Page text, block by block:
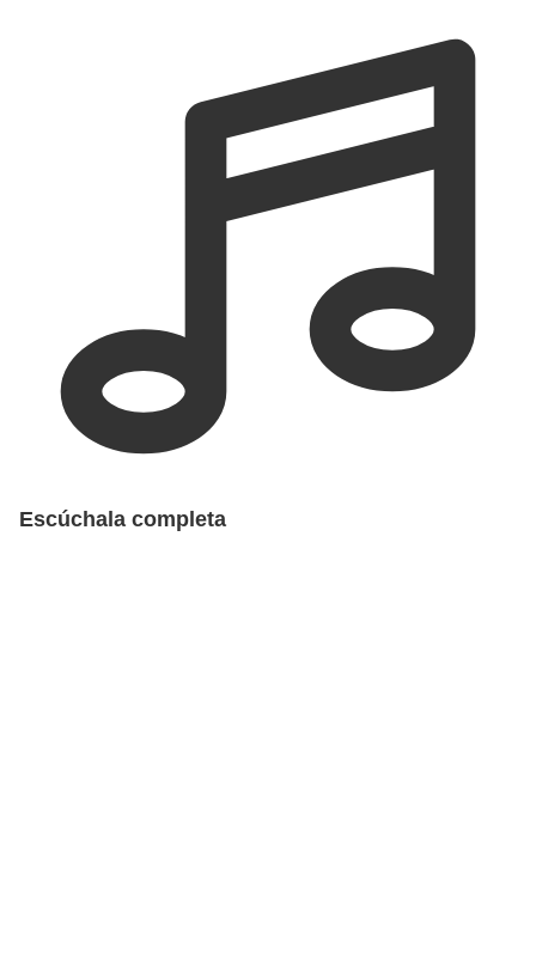
Escúchala completa